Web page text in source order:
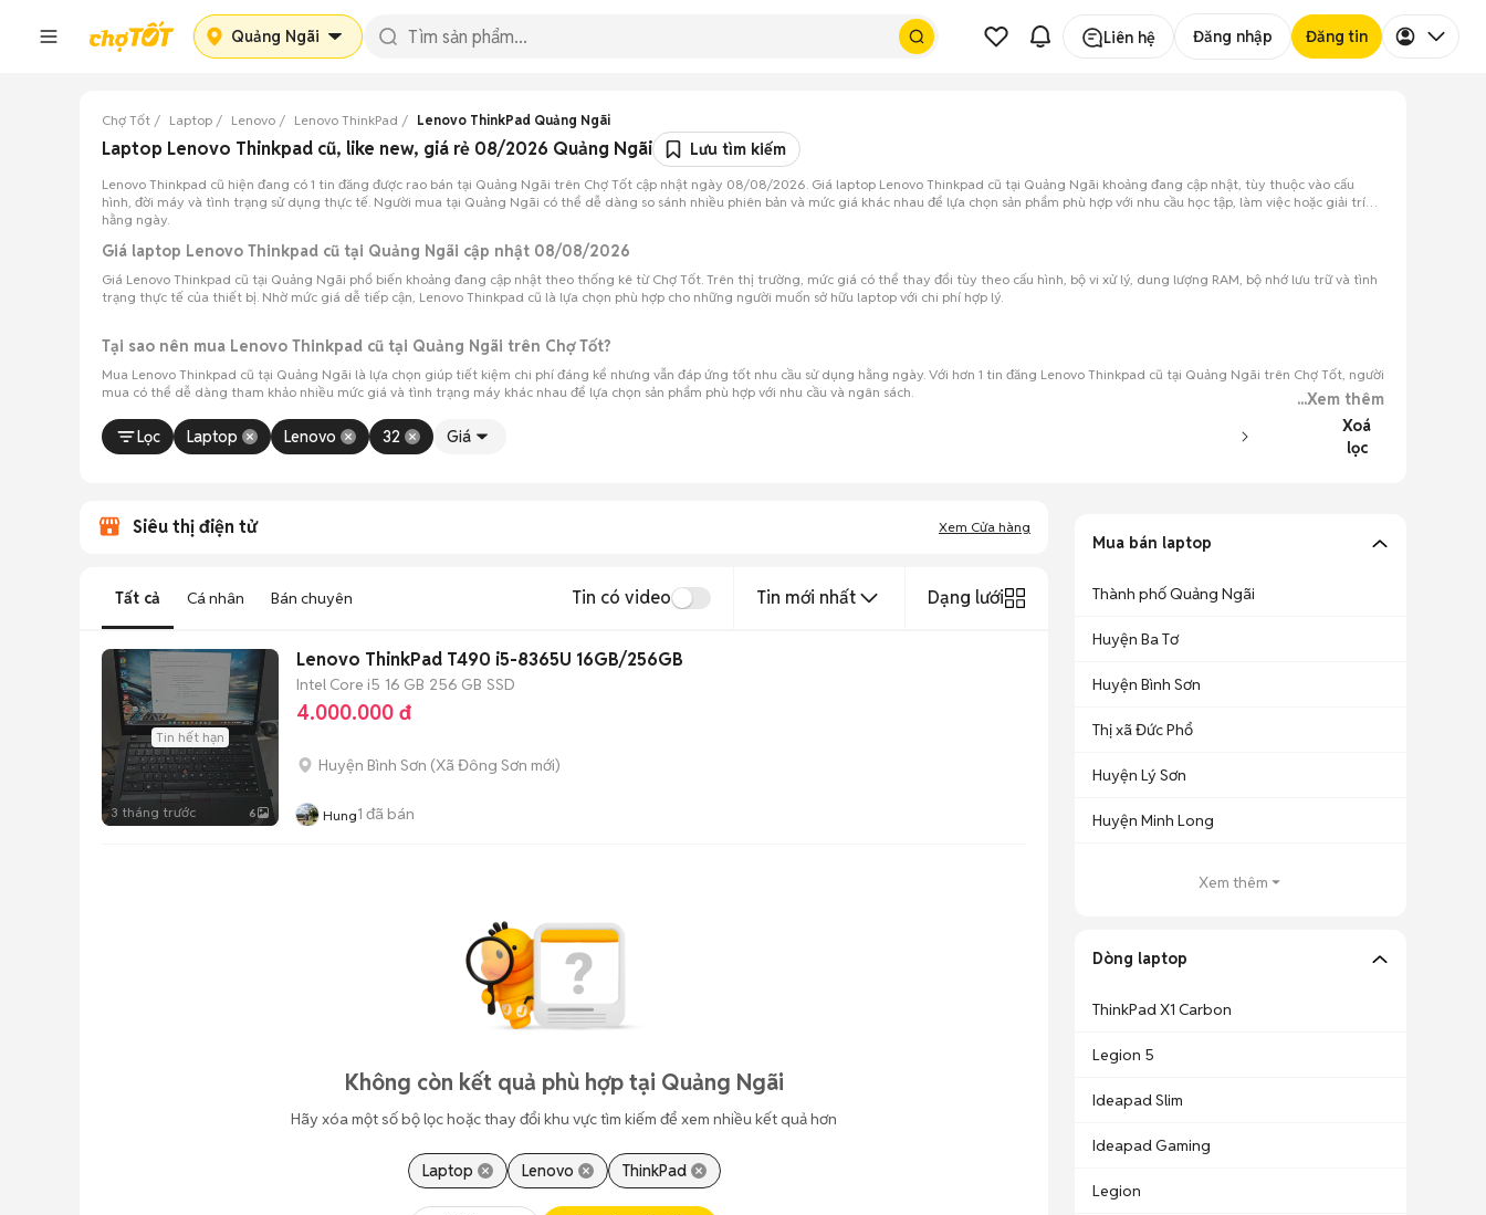
Quảng Ngãi Liên hệ Đăng nhập Đăng tin
Chợ Tốt Laptop Lenovo Lenovo ThinkPad Lenovo ThinkPad Quảng Ngãi
Laptop Lenovo Thinkpad cũ, like new, giá rẻ 08/2026 Quảng Ngãi Lưu tìm kiếm
Lenovo Thinkpad cũ hiện đang có 1 tin đăng được rao bán tại Quảng Ngãi trên Chợ Tốt cập nhật ngày 08/08/2026. Giá laptop Lenovo Thinkpad cũ tại Quảng Ngãi khoảng đang cập nhật, tùy thuộc vào cấu
hình, đời máy và tình trạng sử dụng thực tế. Người mua tại Quảng Ngãi có thể dễ dàng so sánh nhiều phiên bản và mức giá khác nhau để lựa chọn sản phẩm phù hợp với nhu cầu học tập, làm việc hoặc giải trí
hằng ngày.
Giá laptop Lenovo Thinkpad cũ tại Quảng Ngãi cập nhật 08/08/2026
Giá Lenovo Thinkpad cũ tại Quảng Ngãi phổ biến khoảng đang cập nhật theo thống kê từ Chợ Tốt. Trên thị trường, mức giá có thể thay đổi tùy theo cấu hình, bộ vi xử lý, dung lượng RAM, bộ nhớ lưu trữ và tình
trạng thực tế của thiết bị. Nhờ mức giá dễ tiếp cận, Lenovo Thinkpad cũ là lựa chọn phù hợp cho những người muốn sở hữu laptop với chi phí hợp lý.
Tại sao nên mua Lenovo Thinkpad cũ tại Quảng Ngãi trên Chợ Tốt?
Mua Lenovo Thinkpad cũ tại Quảng Ngãi là lựa chọn giúp tiết kiệm chi phí đáng kể nhưng vẫn đáp ứng tốt nhu cầu sử dụng hằng ngày. Với hơn 1 tin đăng Lenovo Thinkpad cũ tại Quảng Ngãi trên Chợ Tốt, người
mua có thể dễ dàng tham khảo nhiều mức giá và tình trạng máy khác nhau để lựa chọn sản phẩm phù hợp với nhu cầu và ngân sách.
...Xem thêm
Lọc
Laptop Lenovo 32 Giá
Xoá
lọc
Siêu thị điện tử Xem Cửa hàng
Tất cả Cá nhân Bán chuyên Tin có video Tin mới nhất Dạng lưới
Tin hết hạn
3 tháng trước 6
Lenovo ThinkPad T490 i5-8365U 16GB/256GB
Intel Core i5 16 GB 256 GB SSD
4.000.000 đ
Huyện Bình Sơn (Xã Đông Sơn mới)
Hung1 đã bán
Không còn kết quả phù hợp tại Quảng Ngãi
Hãy xóa một số bộ lọc hoặc thay đổi khu vực tìm kiếm để xem nhiều kết quả hơn
Laptop Lenovo ThinkPad
Mua bán laptop
Thành phố Quảng Ngãi
Huyện Ba Tơ
Huyện Bình Sơn
Thị xã Đức Phổ
Huyện Lý Sơn
Huyện Minh Long
Xem thêm
Dòng laptop
ThinkPad X1 Carbon
Legion 5
Ideapad Slim
Ideapad Gaming
Legion